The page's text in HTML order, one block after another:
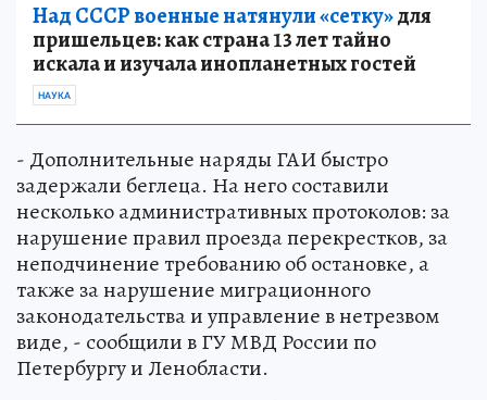
Над СССР военные натянули «сетку»для
пришельцев: как страна 13 лет тайно
искала и изучала инопланетных гостей
НАУКА
- Дополнительные наряды ГАИ быстро
задержали беглеца. На него составили
несколько административных протоколов: за
нарушение правил проезда перекрестков, за
неподчинение требованию об остановке, а
также за нарушение миграционного
законодательства и управление в нетрезвом
виде, - сообщили в ГУ МВД России по
Петербургу и Ленобласти.